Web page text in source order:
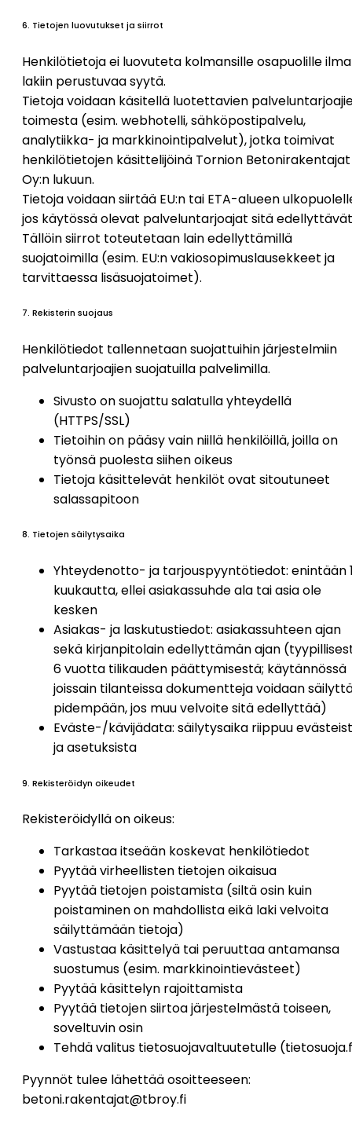
6. Tietojen luovutukset ja siirrot
Henkilötietoja ei luovuteta kolmansille osapuolille
lakiin perustuvaa syytä.
Tietoja voidaan käsitellä luotettavien
toimesta (esim. webhotelli, sähköpostipalvelu,
analytiikka- ja markkinointipalvelut), jotka toimivat
henkilötietojen käsittelijöinä Tornion Betonirakentajat
Oy:n lukuun.
Tietoja voidaan siirtää EU:n tai ETA-alueen
jos käytössä olevat palveluntarjoajat sitä
Tällöin siirrot toteutetaan lain edellyttämillä
suojatoimilla (esim. EU:n vakiosopimuslausekkeet ja
tarvittaessa lisäsuojatoimet).
7. Rekisterin suojaus
Henkilötiedot tallennetaan suojattuihin järjestelmiin
palveluntarjoajien suojatuilla palvelimilla.
Sivusto on suojattu salatulla yhteydellä
(HTTPS/SSL)
Tietoihin on pääsy vain niillä henkilöillä, joilla on
työnsä puolesta siihen oikeus
Tietoja käsittelevät henkilöt ovat sitoutuneet
salassapitoon
8. Tietojen säilytysaika
Yhteydenotto- ja tarjouspyyntötiedot: enintään
kuukautta, ellei asiakassuhde ala tai asia ole
kesken
Asiakas- ja laskutustiedot: asiakassuhteen ajan
sekä kirjanpitolain edellyttämän ajan
6 vuotta tilikauden päättymisestä; käytännössä
joissain tilanteissa dokumentteja voidaan
pidempään, jos muu velvoite sitä edellyttää)
Eväste-/kävijädata: säilytysaika riippuu
ja asetuksista
9. Rekisteröidyn oikeudet
Rekisteröidyllä on oikeus:
Tarkastaa itseään koskevat henkilötiedot
Pyytää virheellisten tietojen oikaisua
Pyytää tietojen poistamista (siltä osin kuin
poistaminen on mahdollista eikä laki velvoita
säilyttämään tietoja)
Vastustaa käsittelyä tai peruuttaa antamansa
suostumus (esim. markkinointievästeet)
Pyytää käsittelyn rajoittamista
Pyytää tietojen siirtoa järjestelmästä toiseen,
soveltuvin osin
Tehdä valitus tietosuojavaltuutetulle
Pyynnöt tulee lähettää osoitteeseen:
betoni.rakentajat@tbroy.fi